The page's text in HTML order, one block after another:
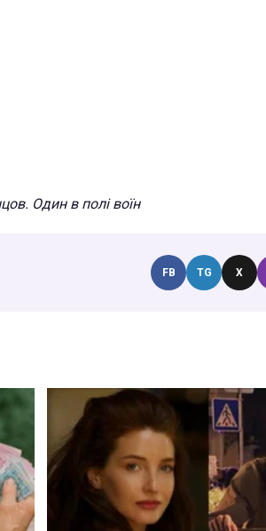
Один в полі воїн
FB TG X